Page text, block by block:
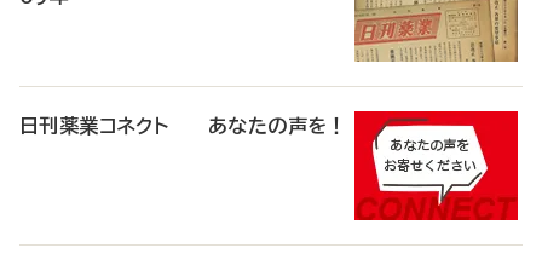
日刊薬業コネクト あなたの声を！